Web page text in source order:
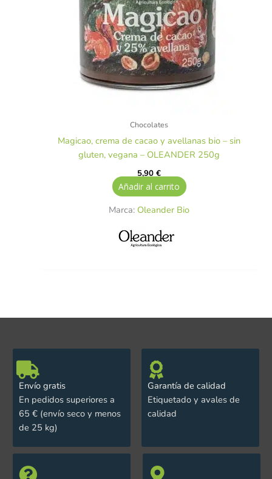
Chocolates
Magicao, crema de cacao y avellanas bio – sin
gluten, vegana – OLEANDER 250g
5,90€
Añadir al carrito
Marca: Oleander Bio
Envío gratis
En pedidos superiores a
65 € (envío seco y menos
de 25 kg)
Garantía de calidad
Etiquetado y avales de
calidad